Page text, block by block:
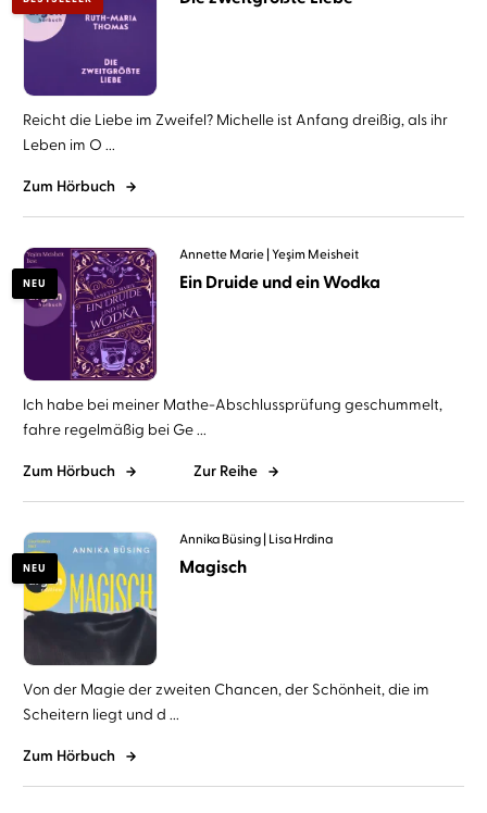
Reicht die Liebe im Zweifel? Michelle ist Anfang dreißig, als ihr
Leben im O ...
Zum Hörbuch
NEU
Annette Marie Yeşim Meisheit
Ein Druide und ein Wodka
Ich habe bei meiner Mathe-Abschlussprüfung geschummelt,
fahre regelmäßig bei Ge ...
Zum Hörbuch Zur Reihe
NEU
Annika Büsing Lisa Hrdina
Magisch
Von der Magie der zweiten Chancen, der Schönheit, die im
Scheitern liegt und d ...
Zum Hörbuch